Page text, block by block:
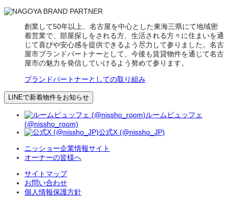
創業して50年以上、名古屋を中心とした東海三県にて地域密
着営業で、部屋探しをされる方、生活される方々に住まいを通
じて喜びや安心感を提供できるよう尽力して参りました。名古
屋市ブランドパートナーとして、今後も賃貸物件を通じて名古
屋市の魅力を発信していけるよう努めて参ります。
ブランドパートナーとしての取り組み
LINEで新着物件をお知らせ
ルームビュッフェ
(@nissho_room)
公式X (@nissho_JP)
ニッショー企業情報サイト
オーナーの皆様へ
サイトマップ
お問い合わせ
個人情報保護方針